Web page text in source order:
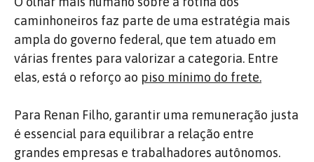
caminhoneiros faz parte de uma estratégia mais
ampla do governo federal, que tem atuado em
várias frentes para valorizar a categoria. Entre
elas, está o reforço ao piso mínimo do frete.
Para Renan Filho, garantir uma remuneração justa
é essencial para equilibrar a relação entre
grandes empresas e trabalhadores autônomos.